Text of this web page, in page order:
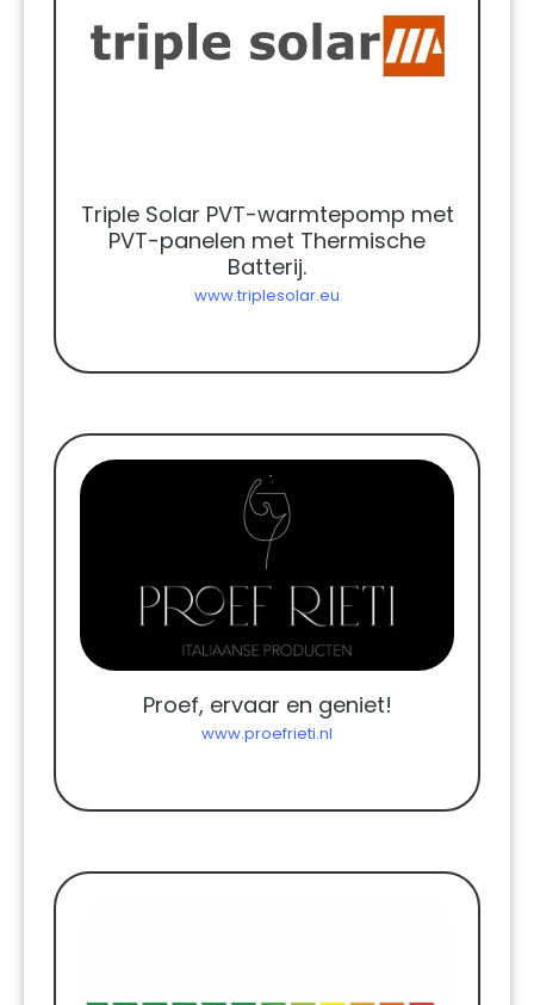
Triple Solar PVT-warmtepomp met
PVT-panelen met Thermische
Batterij.
www.triplesolar.eu
Proef, ervaar en geniet!
www.proefrieti.nl